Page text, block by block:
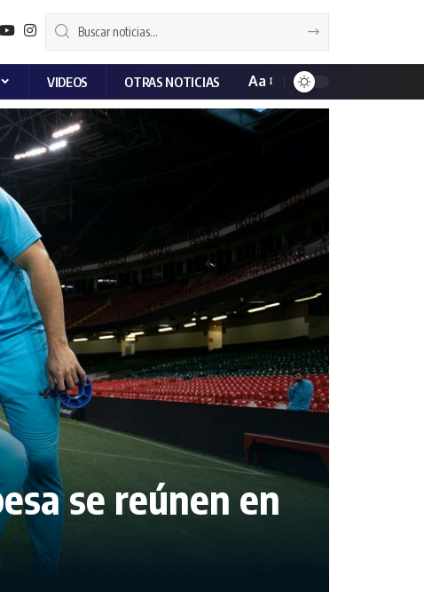
VIDEOS OTRAS NOTICIAS Aa
se reúnen en